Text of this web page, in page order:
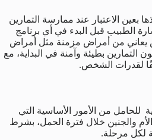
بعين الاعتبار عند ممارسة التمارين
الطبيب قبل البدء في أي برنامج
من أمراض مزمنة مثل أمراض
التمارين بطيئة وآمنة في البداية، مع
لقدرات الشخص.
للحامل من الأمور الأساسية التي
والجنين خلال فترة الحمل، بشرط
لكل مرحلة.